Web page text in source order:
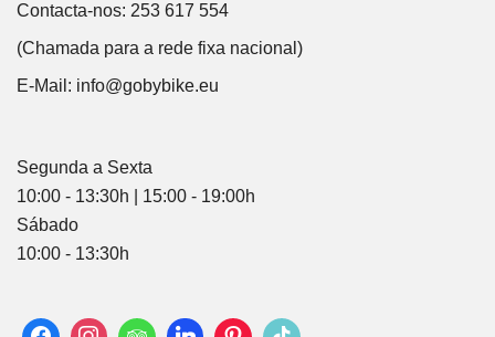
Contacta-nos: 253 617 554
(Chamada para a rede fixa nacional)
E-Mail: info@gobybike.eu
Segunda a Sexta
10:00 - 13:30h | 15:00 - 19:00h
Sábado
10:00 - 13:30h